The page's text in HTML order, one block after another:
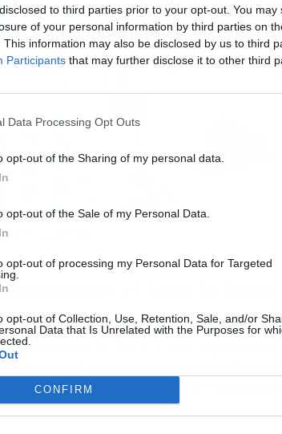
to third parties prior to your opt-out. You
of your personal information by third parties on
This information may also be disclosed by us to third
Participants that may further disclose it to other third
Data Processing Opt Outs
opt-out of the Sharing of my personal data.
opt-out of the Sale of my Personal Data.
opt-out of processing my Personal Data for Targeted
opt-out of Collection, Use, Retention, Sale, and/or
Data that Is Unrelated with the Purposes for
CONFIRM
excelso y el Betis lo busca
lo que es un estado de forma brillante,
ser un futbolista muy jugoso para
al menos) el